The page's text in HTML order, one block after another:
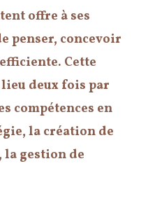
offre à ses
penser, concevoir
Cette
lieu deux fois par
compétences en
la création de
la gestion de